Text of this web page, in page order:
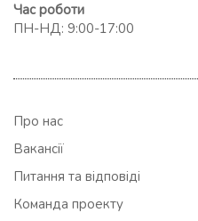
Час роботи
ПН-НД: 9:00-17:00
Про нас
Вакансії
Питання та відповіді
Команда проекту